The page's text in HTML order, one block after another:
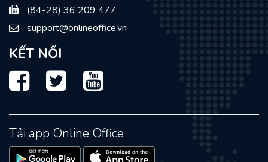
(84-28) 36 209 477
support@onlineoffice.vn
KẾT NỐI
Facebook
TwitterYoutube
Tải app Online Office